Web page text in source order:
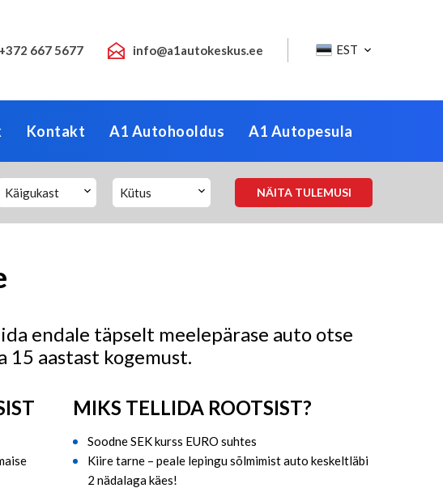
+372 667 5677 info@a1autokeskus.ee EST
Kontakt A1 Autohooldus A1 Autopesula
Käigukast Kütus NÄITA TULEMUSI
endale täpselt meelepärase auto otse
15 aastast kogemust.
MIKS TELLIDA ROOTSIST?
Soodne SEK kurss EURO suhtes
Kiire tarne – peale lepingu sõlmimist auto keskeltläbi
2 nädalaga käes!